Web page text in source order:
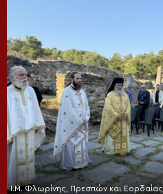
Ι.Μ. Φλωρίνης, Πρεσπών και Εορδαίας